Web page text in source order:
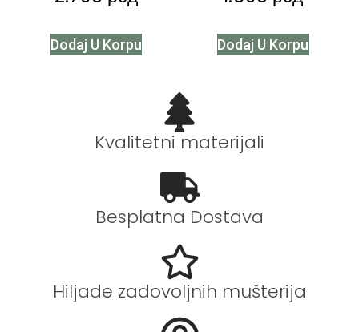
Dodaj U Korpu Dodaj U Korpu
Kvalitetni materijali
Besplatna Dostava
Hiljade zadovoljnih mušterija